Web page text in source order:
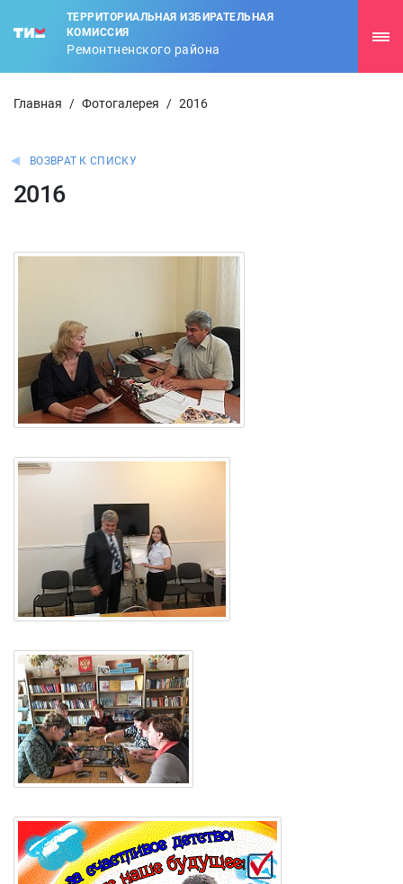
ТЕРРИТОРИАЛЬНАЯ ИЗБИРАТЕЛЬНАЯ
КОМИССИЯ
Ремонтненского района
Главная / Фотогалерея / 2016
ВОЗВРАТ К СПИСКУ
2016